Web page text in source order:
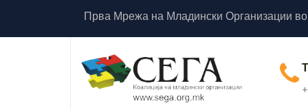
Прва Мрежа на Младински Организации